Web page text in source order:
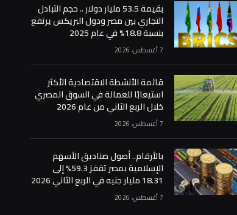
بقيمة 53.5 مليار دولار .. حجم التبادل
التجاري بين مصر ودول البريكس يرتفع
بنسبة 18.8% في عام 2025
7 أغسطس، 2026
قائمة الأنشطة الاقتصادية الأكثر
استيعابًا للعمالة في السوق المصري
خلال الربع الثاني من عام 2026
7 أغسطس، 2026
بالأرقام.. أصول صناديق الأسهم
الإسلامية بمصر تقفز 59.3% إلى
18.31 مليار جنيه في الربع الثاني 2026
7 أغسطس، 2026